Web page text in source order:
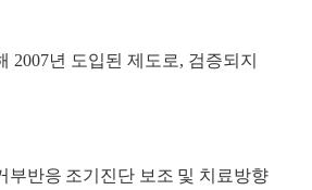
년 도입된 제도로, 검증되지
부반응 조기진단 보조 및 치료방향